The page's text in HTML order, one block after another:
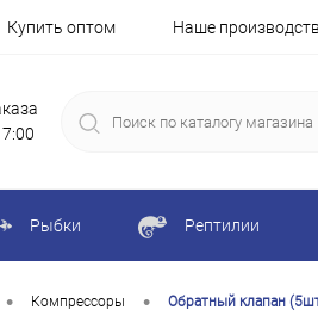
Купить оптом Наше
Рыбки Рептилии
• Компрессоры • Обратный клапан